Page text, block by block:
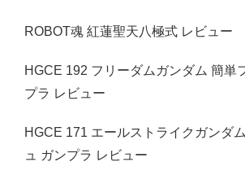
ROBOT魂 紅蓮聖天八極式 レビュー
HGCE 192 フリーダムガンダム 簡単
プラ レビュー
HGCE 171 エールストライクガンダ
ュ ガンプラ レビュー